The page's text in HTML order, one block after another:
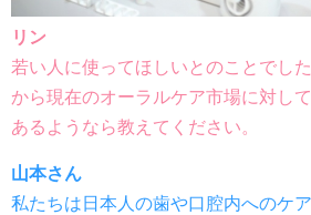
リン
若い人に使ってほしいとのことでし
から現在のオーラルケア市場に対し
あるようなら教えてください。
山本さん
私たちは日本人の歯や口腔内へのケ